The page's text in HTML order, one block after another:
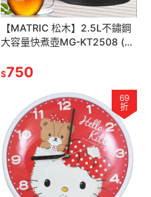
【MATRIC 松木】2.5L不鏽鋼
大容量快煮壺MG-KT2508 (大
$750
69
折